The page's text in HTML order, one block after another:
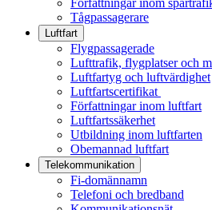
Författningar inom
Tågpassagerare
Luftfart
Flygpassagerade
Lufttrafik, flygplatser och
Luftfartyg och luftvärdighet
Luftfartscertifikat
Författningar inom luftfart
Luftfartssäkerhet
Utbildning inom luftfarten
Obemannad luftfart
Telekommunikation
Fi-domännamn
Telefoni och bredband